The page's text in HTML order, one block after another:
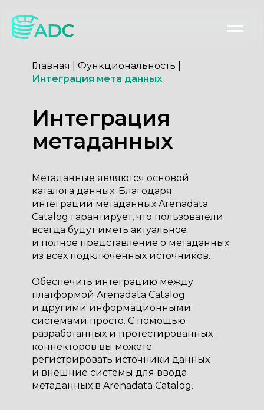
Главная Функциональность
Интеграция мета данных
Интеграция
метаданных
Метаданные являются основой
каталога данных. Благодаря
интеграции метаданных Arenadata
Catalog гарантирует, что пользователи
всегда будут иметь актуальное
и полное представление о метаданных
из всех подключённых источников.
Обеспечить интеграцию между
платформой Arenadata Catalog
и другими информационными
системами просто. С помощью
разработанных и протестированных
коннекторов вы можете
регистрировать источники данных
и внешние системы для ввода
метаданных в Arenadata Catalog.